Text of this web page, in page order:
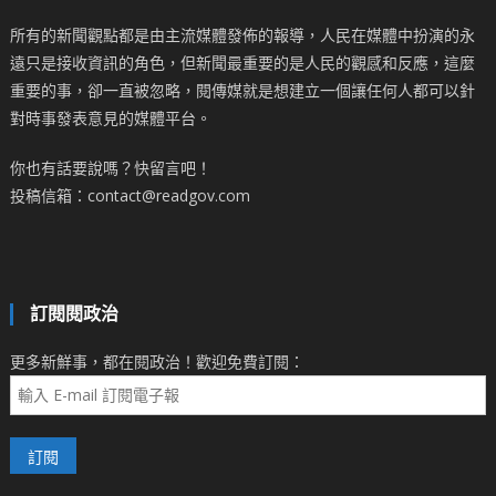
所有的新聞觀點都是由主流媒體發佈的報導，人民在媒體中扮演的永
遠只是接收資訊的角色，但新聞最重要的是人民的觀感和反應，這麼
重要的事，卻一直被忽略，閱傳媒就是想建立一個讓任何人都可以針
對時事發表意見的媒體平台。
你也有話要說嗎？快留言吧！
投稿信箱：contact@readgov.com
訂閱閱政治
更多新鮮事，都在閱政治！歡迎免費訂閱：